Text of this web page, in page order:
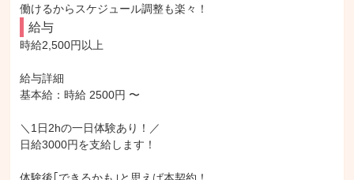
働けるからスケジュール調整も楽々！
給与
時給2,500円以上
給与詳細
基本給：時給 2500円 〜
＼1日2hの一日体験あり！／
日給3000円を支給します！